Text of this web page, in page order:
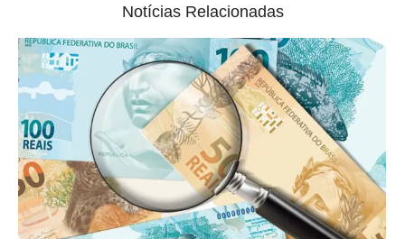
Notícias Relacionadas